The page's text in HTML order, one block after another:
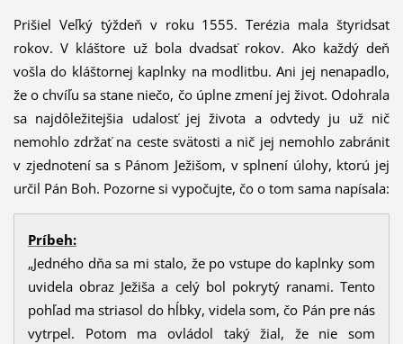
Prišiel Veľký týždeň v roku 1555. Terézia mala štyridsať
rokov. V kláštore už bola dvadsať rokov. Ako každý deň
vošla do kláštornej kaplnky na modlitbu. Ani jej nenapadlo,
že o chvíľu sa stane niečo, čo úplne zmení jej život. Odohrala
sa najdôležitejšia udalosť jej života a odvtedy ju už nič
nemohlo zdržať na ceste svätosti a nič jej nemohlo zabrániť
v zjednotení sa s Pánom Ježišom, v splnení úlohy, ktorú jej
určil Pán Boh. Pozorne si vypočujte, čo o tom sama napísala:
Príbeh:
„Jedného dňa sa mi stalo, že po vstupe do kaplnky som
uvidela obraz Ježiša a celý bol pokrytý ranami. Tento
pohľad ma striasol do hĺbky, videla som, čo Pán pre nás
vytrpel. Potom ma ovládol taký žial, že nie som